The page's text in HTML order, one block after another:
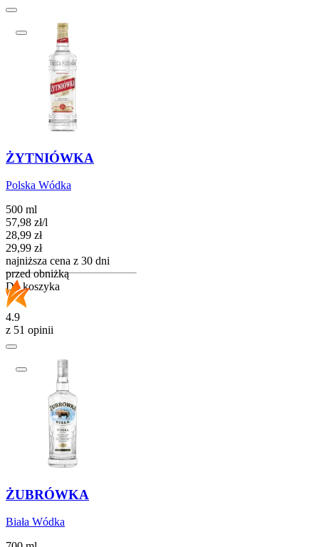
ŻYTNIÓWKA
Polska Wódka
500 ml
57,98 zł/l
Cena promocyjna
28,99 zł
29,99 zł
najniższa cena z 30 dni
przed obniżką
Do koszyka
4.9
z 51 opinii
ŻUBRÓWKA
Biała Wódka